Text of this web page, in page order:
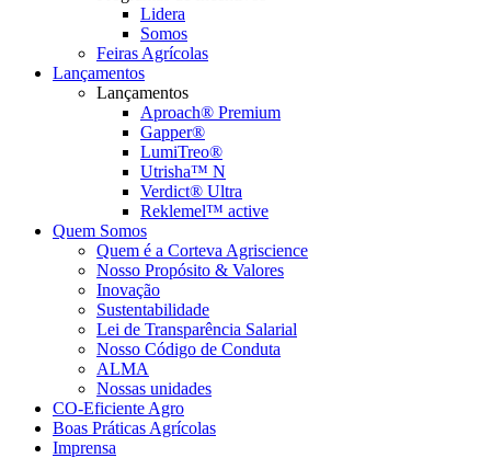
Lidera
Somos
Feiras Agrícolas
Lançamentos
Lançamentos
Aproach® Premium
Gapper®
LumiTreo®
Utrisha™ N
Verdict® Ultra
Reklemel™ active
Quem Somos
Quem é a Corteva Agriscience
Nosso Propósito & Valores
Inovação
Sustentabilidade
Lei de Transparência Salarial
Nosso Código de Conduta
ALMA
Nossas unidades
CO-Eficiente Agro
Boas Práticas Agrícolas
Imprensa